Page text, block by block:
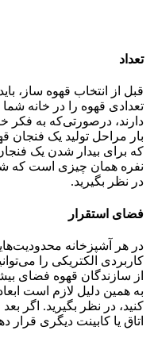
تعداد
قبل از انتخاب قهوه ساز،
تعدادی قهوه را در خانه
بار مراحل تولید یک فنجان
که برای بیدار شدن یک
نفره همان چیزی است که شما
در نظر بگیرید.
فضای استقرار
در هر آشپزخانه
کاربردی الکتریکی را
از سازندگان قهوه فضای
به همین دلیل لازم است
کنید، در نظر بگیرید. اگر
اتاق یا کابینت دیگری